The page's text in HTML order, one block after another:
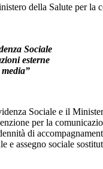
Inps dell'8
della Salute per la
Sociale
esterne
Sociale e il
per la
di
e assegno sociale